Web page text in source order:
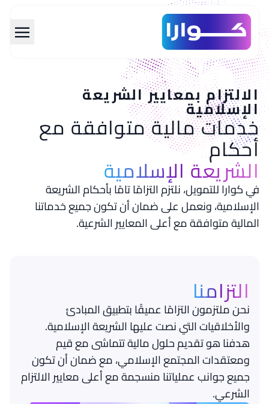
الالتزام بمعايير الشريعة
الإسلامية
خدمات مالية متوافقة مع
أحكام
الشريعة الإسلامية
في كوارا للتمويل، نلتزم التزامًا تامًا بأحكام الشريعة
الإسلامية، ونعمل على ضمان أن تكون جميع خدماتنا
المالية متوافقة مع أعلى المعايير الشرعية.
التزامنا
نحن ملتزمون التزامًا عميقًا بتطبيق المبادئ
والأخلاقيات التي نصت عليها الشريعة الإسلامية.
هدفنا هو تقديم حلول مالية تتماشى مع قيم
ومعتقدات المجتمع الإسلامي، مع ضمان أن تكون
جميع جوانب عملياتنا منسجمة مع أعلى معايير الالتزام
الشرعي.